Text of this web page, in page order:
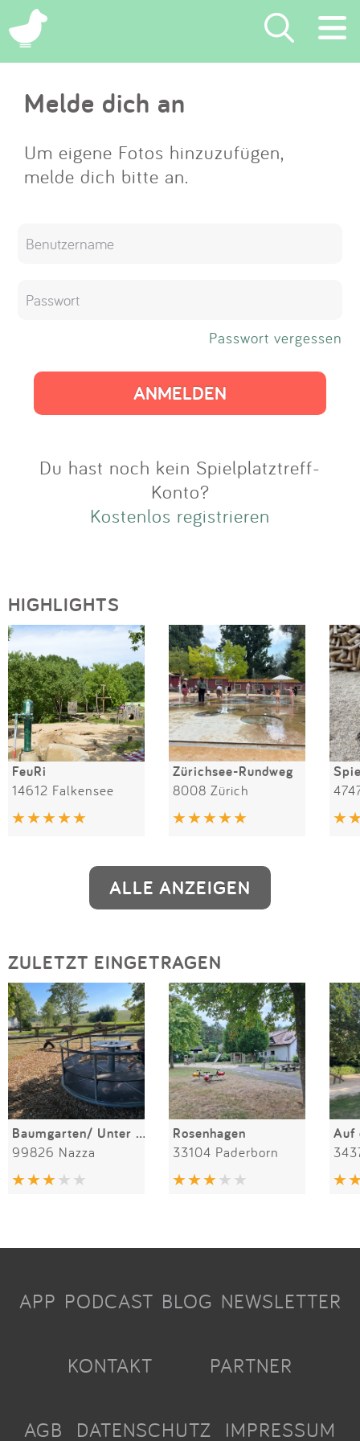
×
Suchen
Eintragen
App
Melde dich an
Um eigene Fotos hinzuzufügen,
melde dich bitte an.
Passwort vergessen
Du hast noch kein Spielplatztreff-
Konto?
Kostenlos registrieren
HIGHLIGHTS
FeuRi
14612 Falkensee
Zürichsee-Rundweg
8008 Zürich
ALLE ANZEIGEN
ZULETZT EINGETRAGEN
Baumgarten/ Unter den Linden
99826 Nazza
Rosenhagen
33104 Paderborn
Auf
APP PODCAST BLOG NEWSLETTER
KONTAKT PARTNER
AGB DATENSCHUTZ IMPRESSUM